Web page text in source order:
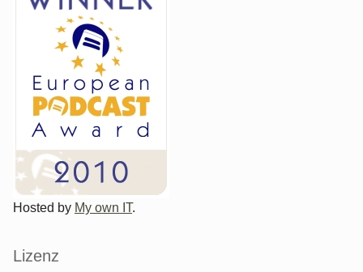
Hosted by My own IT.
Lizenz